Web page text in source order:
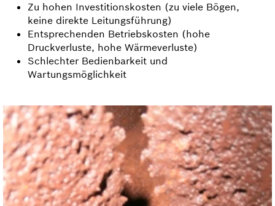
Zu hohen Investitions­kosten (zu viele Bögen,
keine direkte Leitungsführung)
Entsprechenden Betriebskosten (hohe
Druckverluste, hohe Wärmeverluste)
Schlechter Bedienbarkeit und
Wartungsmöglichkeit